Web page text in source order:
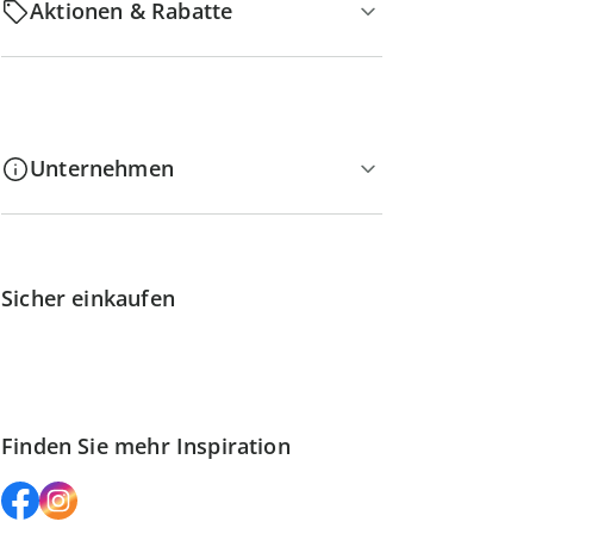
Aktionen & Rabatte
Unternehmen
Sicher einkaufen
Finden Sie mehr Inspiration